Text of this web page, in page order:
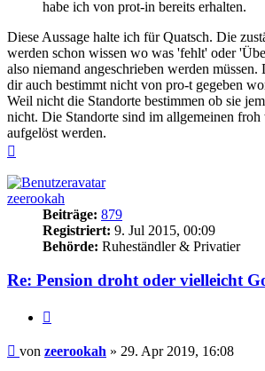
habe ich von prot-in bereits erhalten.
Diese Aussage halte ich für Quatsch. Die
werden schon wissen wo was 'fehlt' oder
also niemand angeschrieben werden
dir auch bestimmt nicht von pro-t gegeben
Weil nicht die Standorte bestimmen ob sie
nicht. Die Standorte sind im allgemeinen froh
aufgelöst werden.
zeerookah
Beiträge: 879
Registriert: 9. Jul 2015, 00:09
Behörde: Ruheständler & Privatier
Re: Pension droht oder vielleicht
Beitrag
von zeerookah » 29. Apr 2019, 16:08